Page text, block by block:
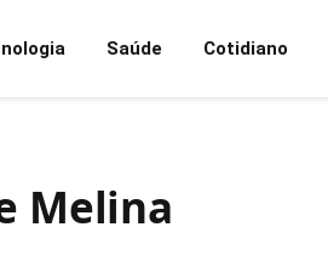
Saúde Cotidiano
Melina